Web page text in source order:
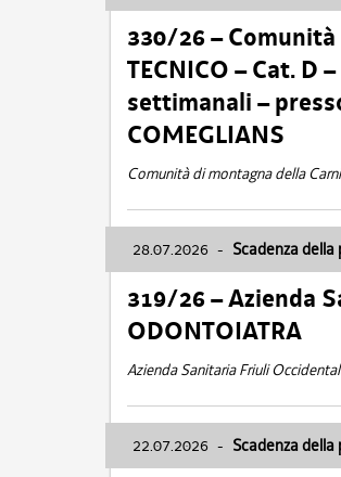
330/26 – Comunità
TECNICO – Cat. D
settimanali –
COMEGLIANS
Comunità di montagna della
28.07.2026 - Scadenza
319/26 – Azienda
ODONTOIATRA
Azienda Sanitaria Friuli
22.07.2026 - Scadenza